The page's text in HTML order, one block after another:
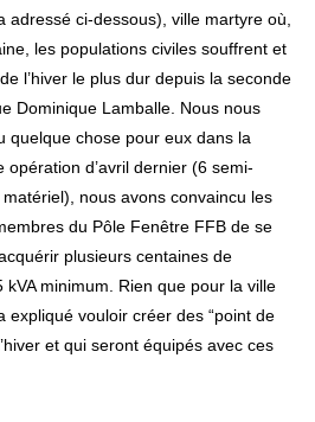
adressé ci-dessous), ville martyre où,
les populations civiles souffrent et
l’hiver le plus dur depuis la seconde
Dominique Lamballe. Nous nous
quelque chose pour eux dans la
d’avril dernier (6 semi-
nous avons convaincu les
du Pôle Fenêtre FFB de se
plusieurs centaines de
minimum. Rien que pour la ville
expliqué vouloir créer des “point de
et qui seront équipés avec ces